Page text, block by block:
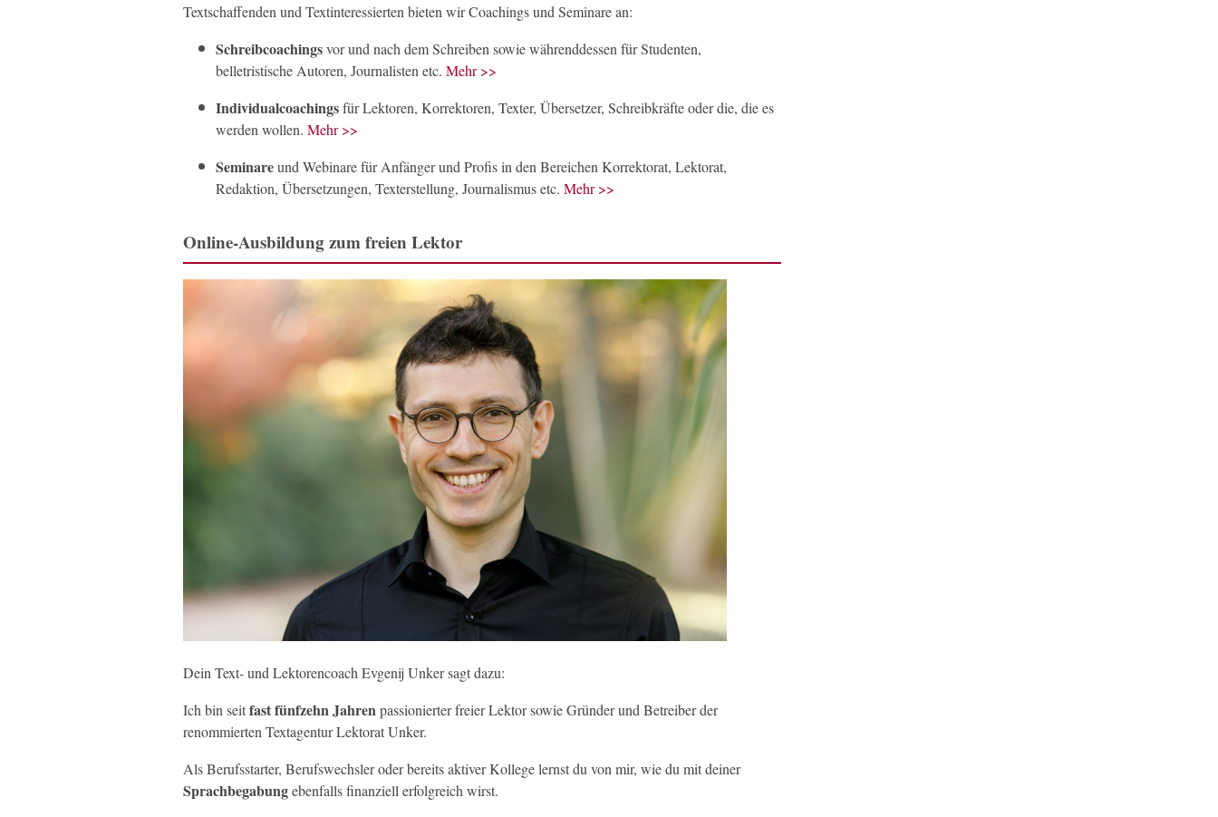
Textschaffenden und Textinteressierten bieten wir Coachings und Seminare an:
Schreibcoachingsvor und nach dem Schreiben sowie währenddessen für Studenten,
belletristische Autoren, Journalisten etc. Mehr >>
Individualcoachingsfür Lektoren, Korrektoren, Texter, Übersetzer, Schreibkräfte oder die, die es
werden wollen. Mehr >>
Seminareund Webinare für Anfänger und Profis in den Bereichen Korrektorat, Lektorat,
Redaktion, Übersetzungen, Texterstellung, Journalismus etc. Mehr >>
Online-Ausbildung zum freien Lektor
Dein Text- und Lektorencoach Evgenij Unker sagt dazu:
Ich bin seitfast fünfzehn Jahrenpassionierter freier Lektor sowie Gründer und Betreiber der
renommierten Textagentur Lektorat Unker.
Als Berufsstarter, Berufswechsler oder bereits aktiver Kollege lernst du von mir, wie du mit deiner
Sprachbegabungebenfalls finanziell erfolgreich wirst.